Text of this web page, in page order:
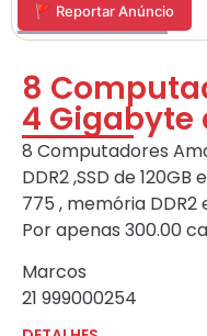
🚩 Reportar Anúncio
8
4 Gigabyte
8 Computadores
DDR2 ,SSD de
775 , memória DDR2
Por apenas 300.00
Marcos
21 999000254